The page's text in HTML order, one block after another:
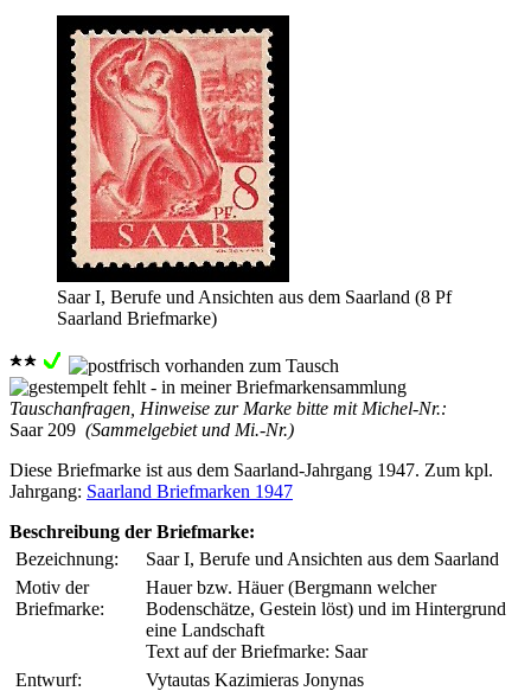
Saar I, Berufe und Ansichten aus dem Saarland (8 Pf
Saarland Briefmarke)
Tauschanfragen, Hinweise zur Marke bitte mit Michel-Nr.:
Saar 209 (Sammelgebiet und Mi.-Nr.)
Diese Briefmarke ist aus dem Saarland-Jahrgang 1947. Zum kpl.
Jahrgang: Saarland Briefmarken 1947
Beschreibung der Briefmarke:
Bezeichnung:
Saar I, Berufe und Ansichten aus dem Saarland
Motiv der
Briefmarke:
Hauer bzw. Häuer (Bergmann welcher
Bodenschätze, Gestein löst) und im Hintergrund
eine Landschaft
Text auf der Briefmarke: Saar
Entwurf:
Vytautas Kazimieras Jonynas